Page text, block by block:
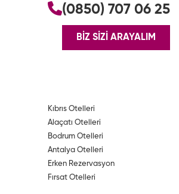
(0850) 707 06 25
BİZ SİZİ ARAYALIM
Kıbrıs Otelleri
Alaçatı Otelleri
Bodrum Otelleri
Antalya Otelleri
Erken Rezervasyon
Fırsat Otelleri